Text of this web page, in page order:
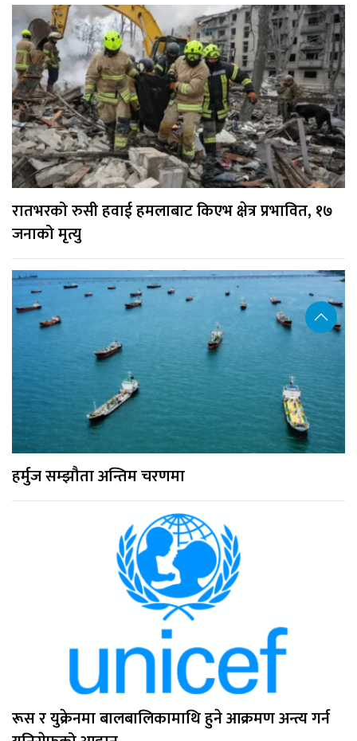
रातभरको रुसी हवाई हमलाबाट किएभ क्षेत्र प्रभावित, १७
जनाको मृत्यु
हर्मुज सम्झौता अन्तिम चरणमा
रूस र युक्रेनमा बालबालिकामाथि हुने आक्रमण अन्त्य गर्न